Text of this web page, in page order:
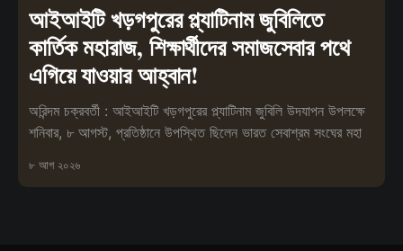
আইআইটি খড়গপুরের প্ল্যাটিনাম জুবিলিতে
কার্তিক মহারাজ, শিক্ষার্থীদের সমাজসেবার পথে
এগিয়ে যাওয়ার আহ্বান!
অরিন্দম চক্রবর্তী : আইআইটি খড়গপুরের প্ল্যাটিনাম জুবিলি উদযাপন উপলক্ষে
শনিবার, ৮ আগস্ট, প্রতিষ্ঠানে উপস্থিত ছিলেন ভারত সেবাশ্রম সংঘের মহা
৮ আগ ২০২৬